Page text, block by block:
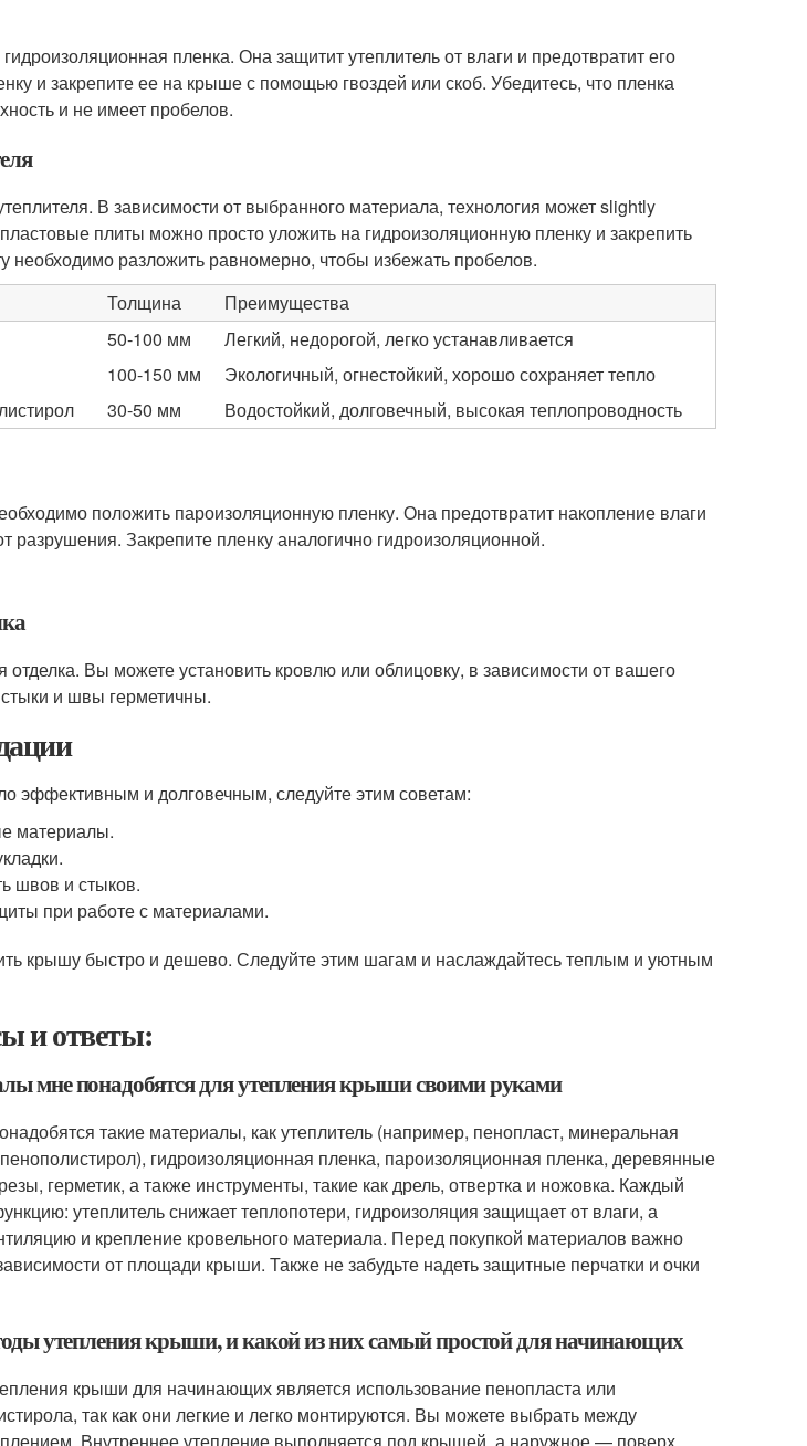
пленка. Она защитит утеплитель от влаги и предотвратит его
и закрепите ее на крыше с помощью гвоздей или скоб. Убедитесь, что пленка
и не имеет пробелов.
В зависимости от выбранного материала, технология может slightly
плиты можно просто уложить на гидроизоляционную пленку и закрепить
необходимо разложить равномерно, чтобы избежать пробелов.
Толщина
Преимущества
50-100 мм
Легкий, недорогой, легко устанавливается
100-150 мм
Экологичный, огнестойкий, хорошо сохраняет тепло
30-50 мм Водостойкий, долговечный, высокая теплопроводность
положить пароизоляционную пленку. Она предотвратит накопление влаги
разрушения. Закрепите пленку аналогично гидроизоляционной.
Вы можете установить кровлю или облицовку, в зависимости от вашего
и швы герметичны.
эффективным и долговечным, следуйте этим советам:
материалы.
швов и стыков.
при работе с материалами.
крышу быстро и дешево. Следуйте этим шагам и наслаждайтесь теплым и уютным
и ответы:
мне понадобятся для утепления крыши своими руками
такие материалы, как утеплитель (например, пенопласт, минеральная
гидроизоляционная пленка, пароизоляционная пленка, деревянные
герметик, а также инструменты, такие как дрель, отвертка и ножовка. Каждый
утеплитель снижает теплопотери, гидроизоляция защищает от влаги, а
и крепление кровельного материала. Перед покупкой материалов важно
от площади крыши. Также не забудьте надеть защитные перчатки и очки
утепления крыши, и какой из них самый простой для начинающих
крыши для начинающих является использование пенопласта или
так как они легкие и легко монтируются. Вы можете выбрать между